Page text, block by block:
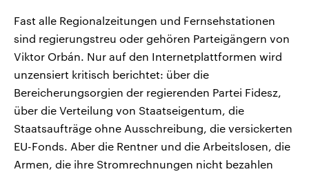
Fast alle Regionalzeitungen und Fernsehstationen
sind regierungstreu oder gehören Parteigängern von
Viktor Orbán. Nur auf den Internetplattformen wird
unzensiert kritisch berichtet: über die
Bereicherungsorgien der regierenden Partei Fidesz,
über die Verteilung von Staatseigentum, die
Staatsaufträge ohne Ausschreibung, die versickerten
EU-Fonds. Aber die Rentner und die Arbeitslosen, die
Armen, die ihre Stromrechnungen nicht bezahlen